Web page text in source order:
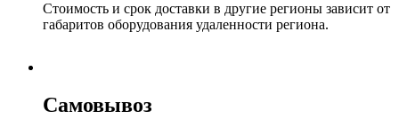
Стоимость и срок доставки в другие регионы зависит от
габаритов оборудования удаленности региона.
Самовывоз